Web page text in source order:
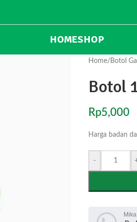
HOMESHOP
Home/ Botol
Botol
Rp5,000
Harga badan
-
Mika